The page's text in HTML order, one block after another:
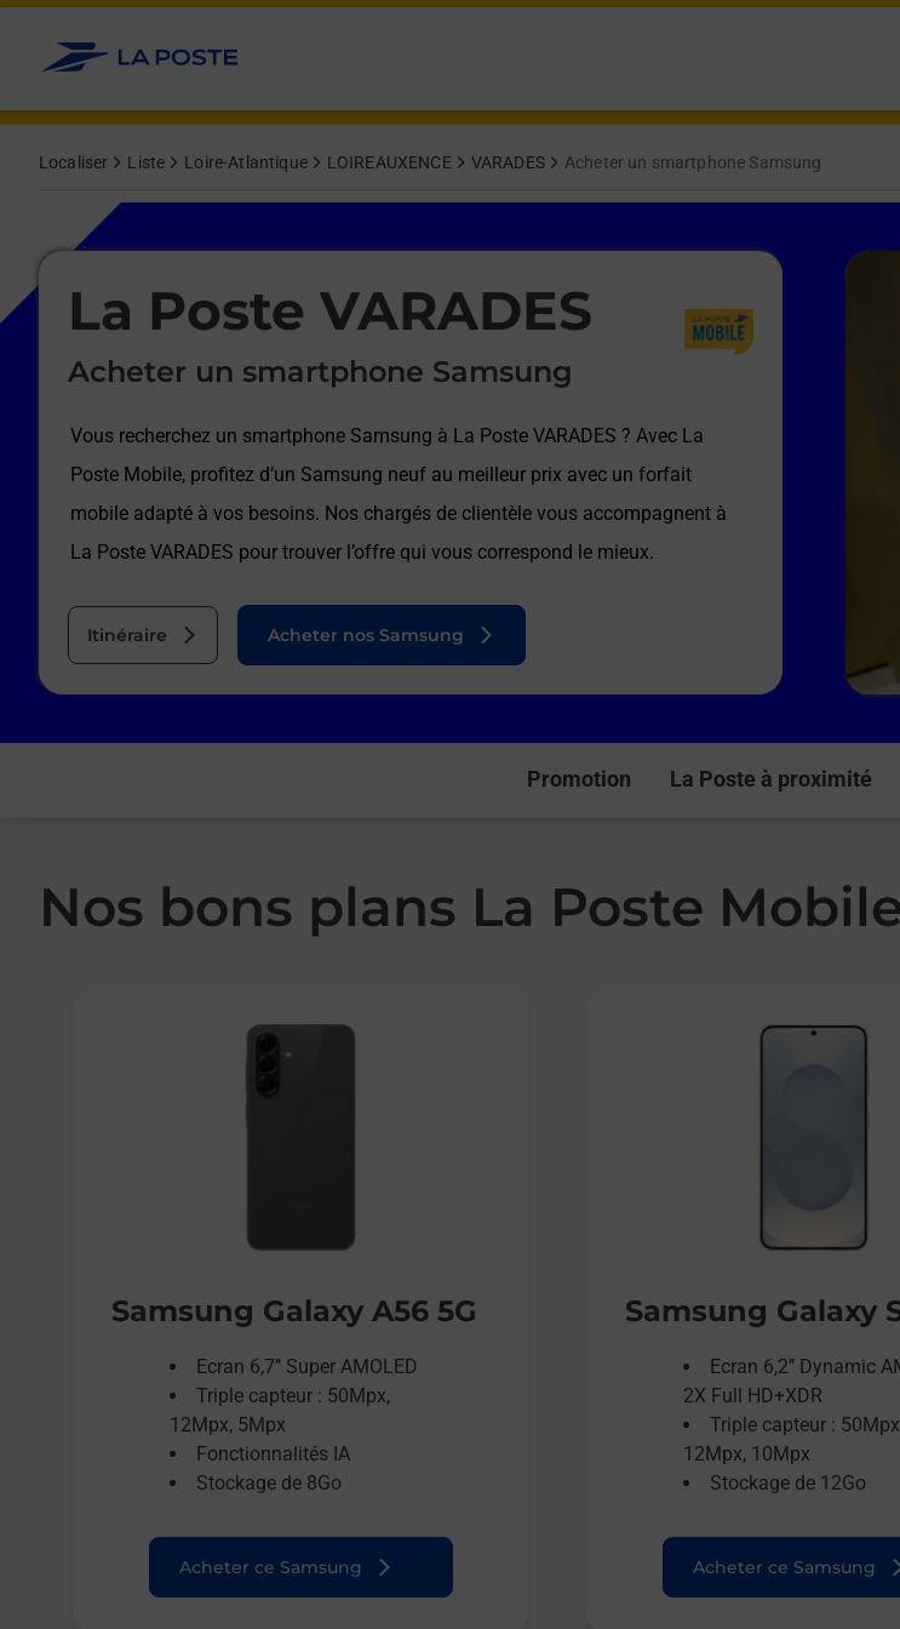
Allez au contenu
Localiser Liste Loire-Atlantique LOIREAUXENCE VARADES Acheter un smartphone Samsung
La Poste VARADES
Acheter un smartphone Samsung
Vous recherchez un smartphone Samsung à La Poste VARADES ? Avec La
Poste Mobile, profitez d’un Samsung neuf au meilleur prix avec un forfait
mobile adapté à vos besoins. Nos chargés de clientèle vous accompagnent à
La Poste VARADES pour trouver l’offre qui vous correspond le mieux.
Itinéraire
Le lien s'ouvre dans un nouvel onglet
Acheter nos Samsung
Promotion La Poste à proximité
Nos bons plans La Poste
Samsung Galaxy A56 5G
Ecran 6,7’’ Super AMOLED
Triple capteur : 50Mpx,
12Mpx, 5Mpx
Fonctionnalités IA
Stockage de 8Go
Acheter ce Samsung
Samsung Galaxy
Ecran 6,2’’ Dynamic
2X Full HD+XDR
Triple capteur :
12Mpx, 10Mpx
Stockage de 12Go
Acheter ce Samsung
Le lien s'ouvre dans un nouvel onglet
Afficher ou masquer la réponse
Afficher ou masquer la réponse
Afficher ou masquer la réponse
Afficher ou masquer la réponse
Afficher ou masquer la réponse
Afficher ou masquer la réponse